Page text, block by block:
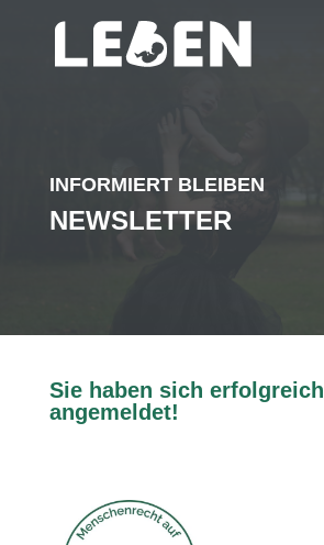
INFORMIERT BLEIBEN
NEWSLETTER
Sie haben sich erfolgreich
angemeldet!